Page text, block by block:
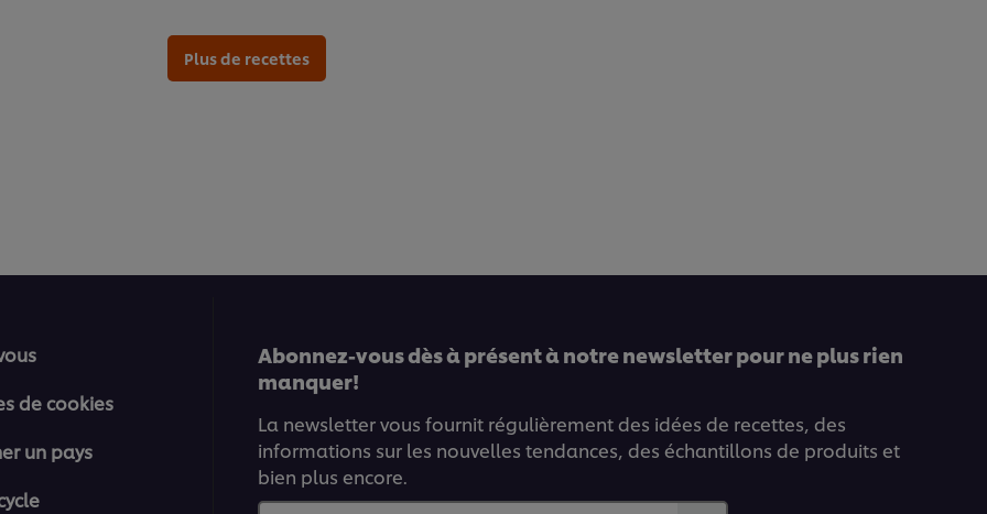
Plus de recettes
de cookies
un pays
Abonnez-vous dès à présent à notre newsletter pour ne plus rien
manquer!
La newsletter vous fournit régulièrement des idées de recettes, des
informations sur les nouvelles tendances, des échantillons de produits et
bien plus encore.